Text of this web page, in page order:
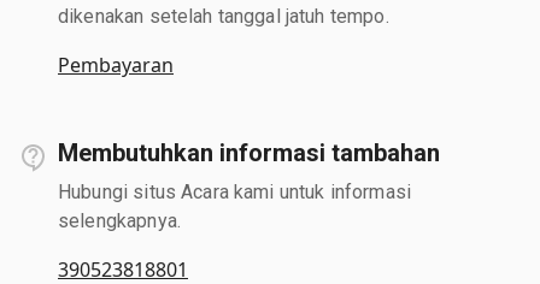
dikenakan setelah tanggal jatuh tempo.
Pembayaran
Membutuhkan informasi tambahan
Hubungi situs Acara kami untuk informasi
selengkapnya.
390523818801